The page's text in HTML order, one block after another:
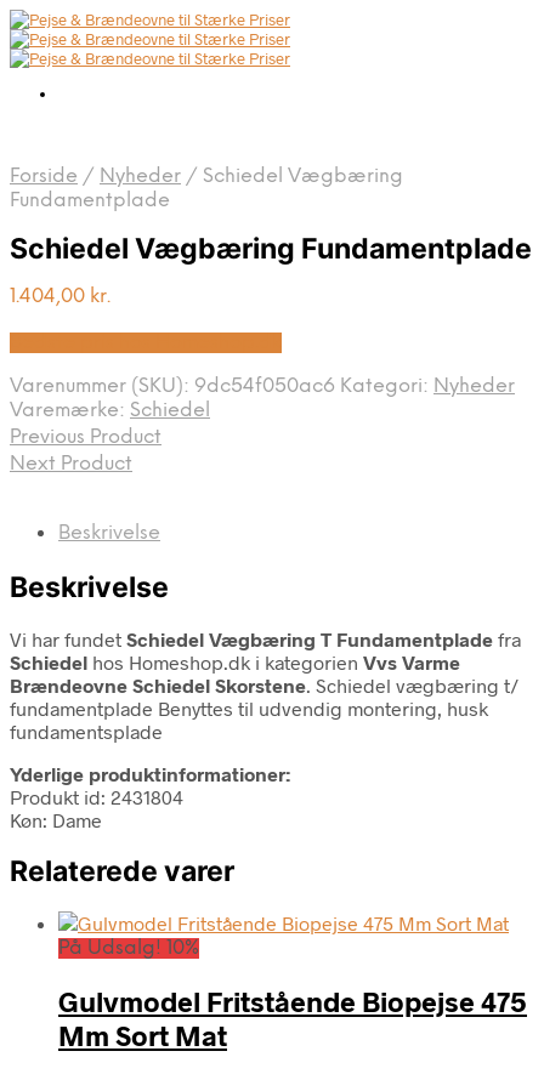
Forside / Nyheder / Schiedel Vægbæring
Fundamentplade
Schiedel Vægbæring Fundamentplade
1.404,00 kr.
Varenummer (SKU): 9dc54f050ac6 Kategori: Nyheder
Varemærke: Schiedel
Previous Product
Next Product
Beskrivelse
Beskrivelse
Vi har fundet Schiedel Vægbæring T Fundamentplade fra
Schiedel hos Homeshop.dk i kategorien Vvs Varme
Brændeovne Schiedel Skorstene. Schiedel vægbæring t/
fundamentplade Benyttes til udvendig montering, husk
fundamentsplade
Yderlige produktinformationer:
Produkt id: 2431804
Køn: Dame
Relaterede varer
På Udsalg! 10%
Gulvmodel Fritstående Biopejse 475
Mm Sort Mat